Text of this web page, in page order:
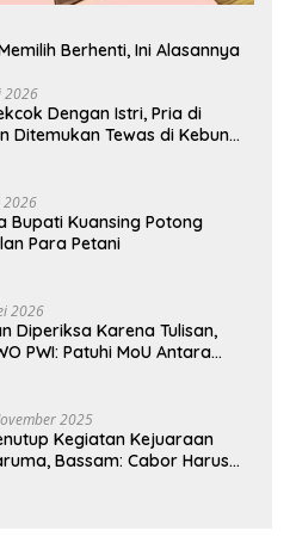
Berhenti, Ini Alasannya
2026
Dengan Istri, Pria di
Ditemukan Tewas di Kebun
2026
Bupati Kuansing Potong
Para Petani
2026
Diperiksa Karena Tulisan,
PWI: Patuhi MoU Antara
2025
Kegiatan Kejuaraan
Bassam: Cabor Harus